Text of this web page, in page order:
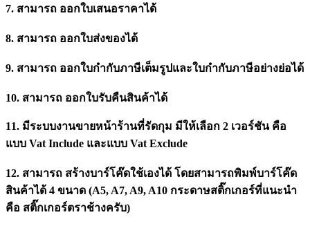
7. สามารถ ออกใบเสนอราคาได้
8. สามารถ ออกใบส่งของได้
9. สามารถ ออกใบกำกับภาษีเต็มรูปและใบกำกับภาษีอย่างย่อได้
10. สามารถ ออกใบรับคืนสินค้าได้
11. มีระบบงานขายหน้าร้านที่รัดกุม มีให้เลือก 2 เวอร์ชัน คือ
แบบ Vat Include และแบบ Vat Exclude
12. สามารถ สร้างบาร์โค๊ดใช้เองได้ โดยสามารถพิมพ์บาร์โค๊ด
สินค้าได้ 4 ขนาด (A5, A7, A9, A10 กระดาษสติ๊กเกอร์ที่แนะนำ
คือ สติ๊กเกอร์ตราช้างครับ)